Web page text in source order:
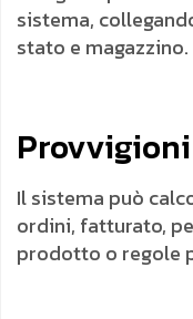
sistema,
stato e magazzino.
Provvigioni
Il sistema può
ordini, fatturato,
prodotto o regole